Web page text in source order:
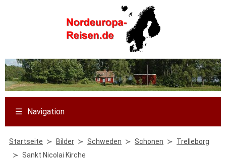
☰ Navigation
Startseite Bilder Schweden Schonen
Trelleborg
Sankt Nicolai Kirche